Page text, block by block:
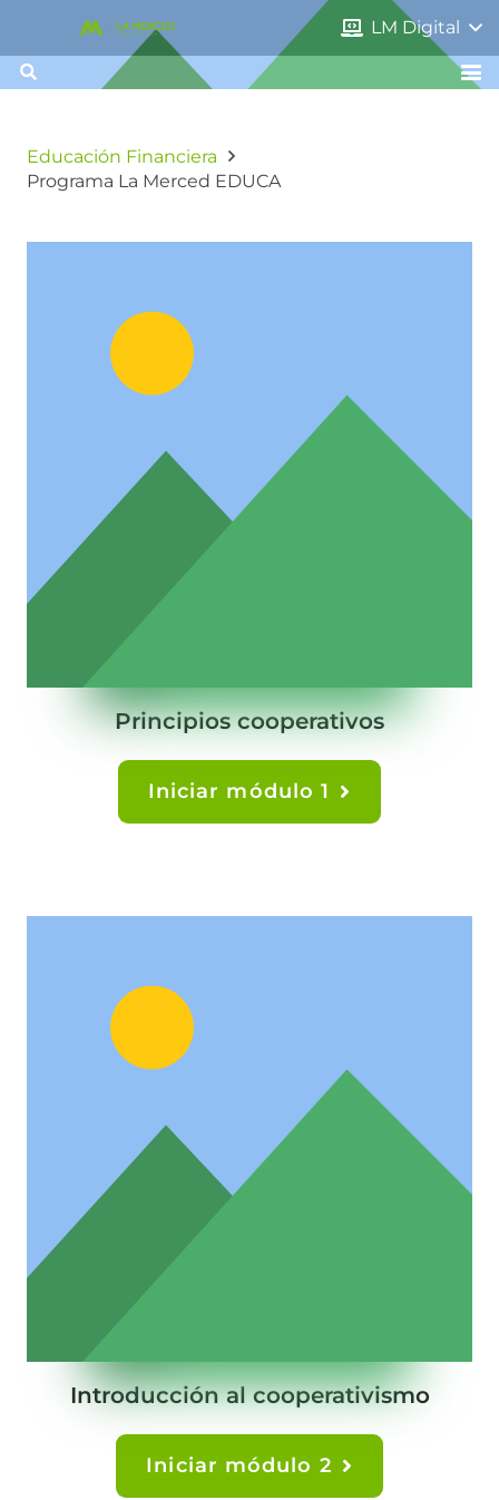
LM Digital
Educación Financiera
Programa La Merced EDUCA
Principios cooperativos
Iniciar módulo 1
Introducción al cooperativismo
Iniciar módulo 2